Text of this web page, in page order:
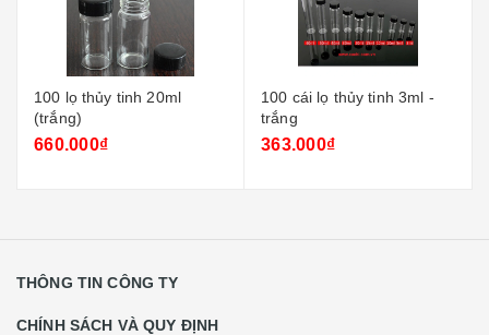
100 lọ thủy tinh 20ml
(trắng)
660.000₫
100 cái lọ thủy tinh 3ml -
trắng
363.000₫
THÔNG TIN CÔNG TY
CHÍNH SÁCH VÀ QUY ĐỊNH